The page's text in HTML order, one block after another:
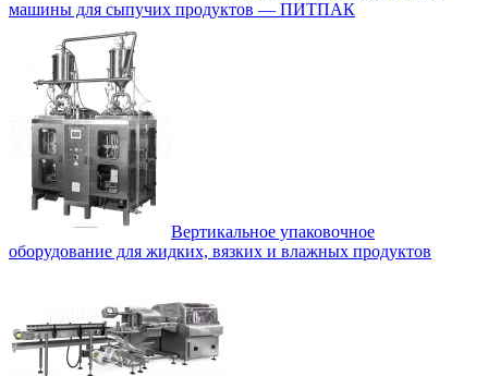
машины для сыпучих продуктов — ПИТПАК
Вертикальное упаковочное
оборудование для жидких, вязких и влажных продуктов